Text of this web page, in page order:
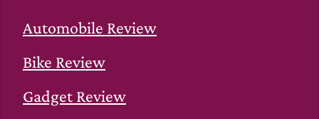
Automobile Review
Bike Review
Gadget Review